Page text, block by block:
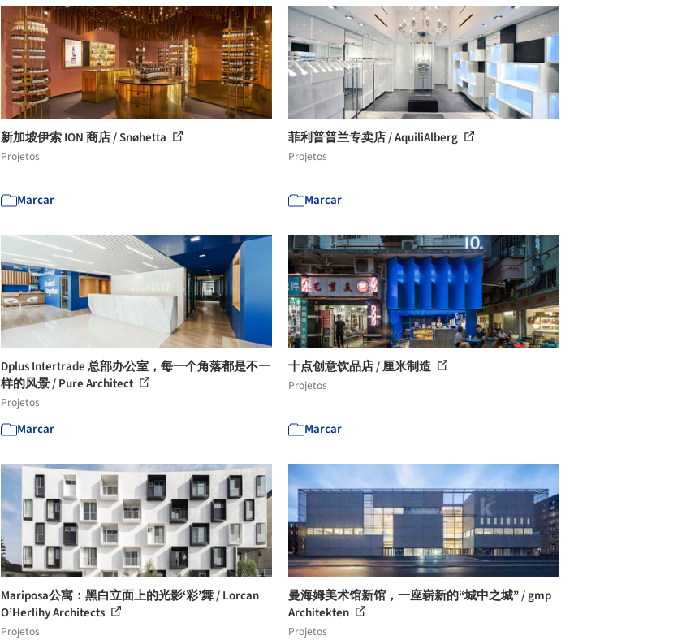
新加坡伊索 ION 商店 / Snøhetta
Projetos
Marcar
菲利普普兰专卖店 / AquiliAlberg
Projetos
Marcar
Dplus Intertrade 总部办公室，每一个角落都是不一
样的风景 / Pure Architect
Projetos
Marcar
十点创意饮品店 / 厘米制造
Projetos
Marcar
Mariposa公寓：黑白立面上的光影‘彩’舞 / Lorcan
O’Herlihy Architects
Projetos
曼海姆美术馆新馆，一座崭新的“城中之城” / gmp
Architekten
Projetos